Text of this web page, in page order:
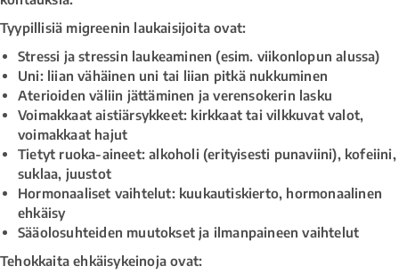
Tyypillisiä migreenin laukaisijoita ovat:
Stressi ja stressin laukeaminen (esim. viikonlopun alussa)
Uni: liian vähäinen uni tai liian pitkä nukkuminen
Aterioiden väliin jättäminen ja verensokerin lasku
Voimakkaat aistiärsykkeet: kirkkaat tai vilkkuvat valot,
voimakkaat hajut
Tietyt ruoka-aineet: alkoholi (erityisesti punaviini), kofeiini,
suklaa, juustot
Hormonaaliset vaihtelut: kuukautiskierto, hormonaalinen
ehkäisy
Sääolosuhteiden muutokset ja ilmanpaineen vaihtelut
Tehokkaita ehkäisykeinoja ovat: